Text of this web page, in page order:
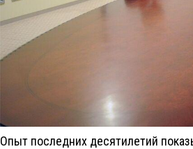
Опыт последних десятилетий